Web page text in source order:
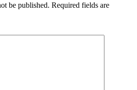
be published. Required fields are